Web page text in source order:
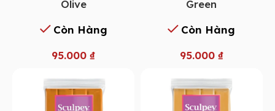
Olive
Còn Hàng
95.000 ₫
Green
Còn Hàng
95.000 ₫